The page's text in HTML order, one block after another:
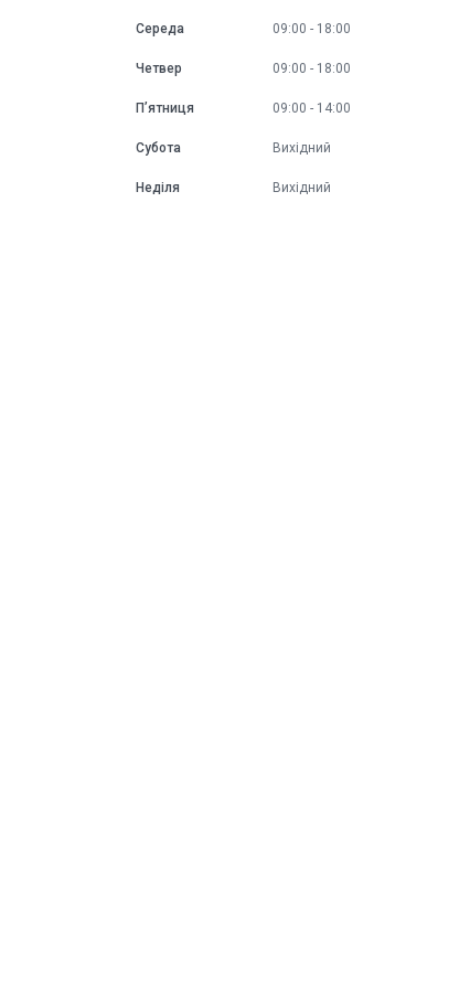
Середа 09:00 18:00
Четвер 09:00 18:00
Пʼятниця 09:00 14:00
Субота Вихідний
Неділя Вихідний